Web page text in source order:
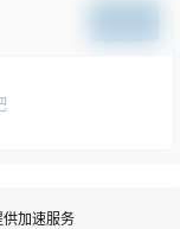
供加速服务